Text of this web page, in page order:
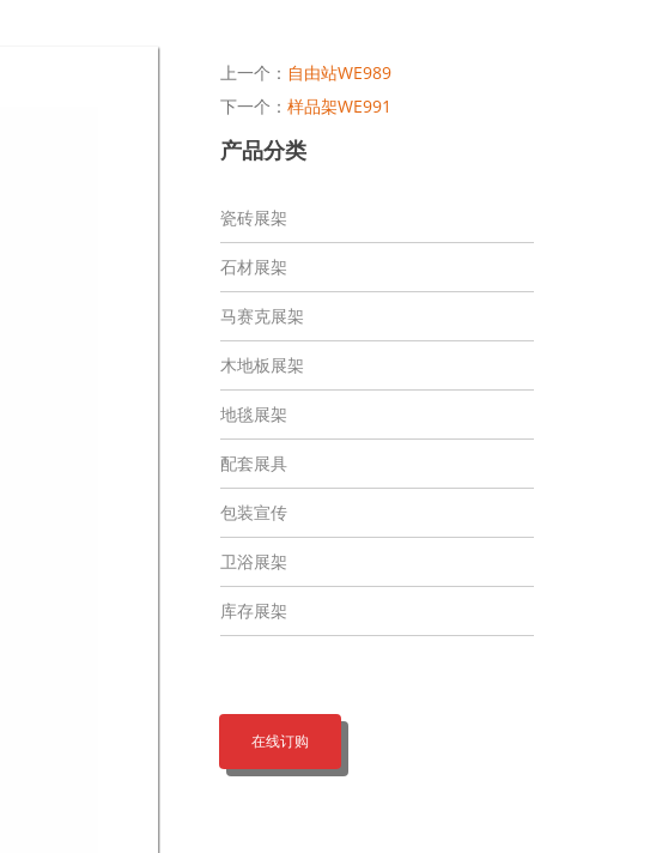
上一个： 自由站WE989
下一个： 样品架WE991
产品分类
瓷砖展架
石材展架
马赛克展架
木地板展架
地毯展架
配套展具
包装宣传
卫浴展架
库存展架
在线订购